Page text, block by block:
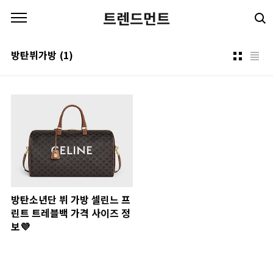
트렌드먼트
방탄뷔가방 (1)
방탄소년단 뷔 가방 셀린느 프
린트 트레블백 가격 사이즈 정
보💜